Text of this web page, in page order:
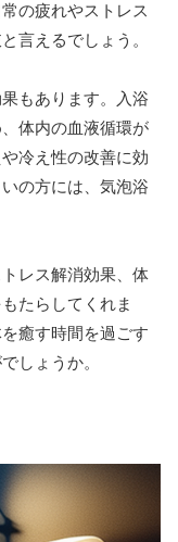
の疲れやストレス
言えるでしょう。
もあります。入浴
体内の血液循環が
冷え性の改善に効
の方には、気泡浴
レス解消効果、体
たらしてくれま
癒す時間を過ごす
しょうか。